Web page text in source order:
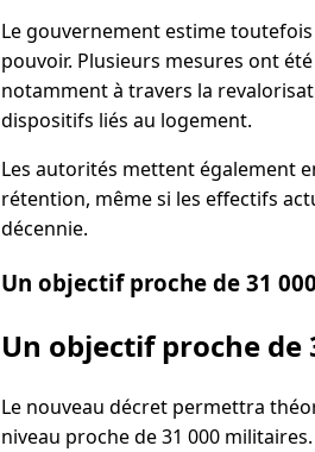
Le gouvernement estime
pouvoir. Plusieurs mesures ont
notamment à travers la
dispositifs liés au logement.
Les autorités mettent également
rétention, même si les effectifs
décennie.
Un objectif proche de 31
Un objectif proche de
Le nouveau décret permettra
niveau proche de 31 000